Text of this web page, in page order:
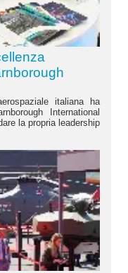
italiana ha
International
la propria leadership